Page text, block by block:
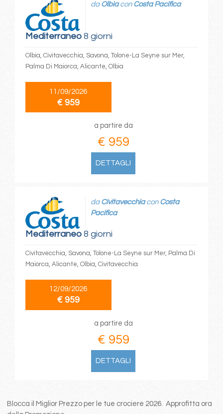
Mediterraneo8 giorni
da Olbiacon Costa Pacifica
Olbia, Civitavecchia, Savona, Tolone-La Seyne sur Mer,
Palma Di Maiorca, Alicante, Olbia
11/09/2026
€ 959
a partire da
€ 959
DETTAGLI
Mediterraneo8 giorni
da Civitavecchiacon Costa
Pacifica
Civitavecchia, Savona, Tolone-La Seyne sur Mer, Palma Di
Maiorca, Alicante, Olbia, Civitavecchia
12/09/2026
€ 959
a partire da
€ 959
DETTAGLI
Blocca il Miglior Prezzo per le tue crociere 2026. Approfitta ora